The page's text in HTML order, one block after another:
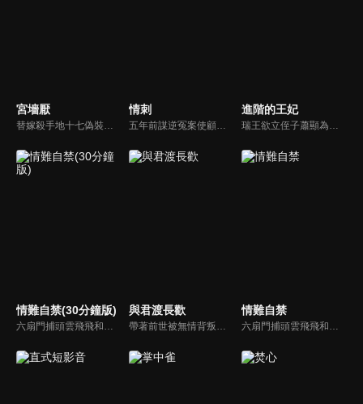
宮墻厭 情刺
五年前謀逆冤案使顧君遙滿門慘死，她委身神秘組織隱忍數載只為復仇，皇子岳瑾宸便是她復仇最好的刀。誰曾想宛如謫仙的白蓮竟是心思深沉的惡鬼，步步為營卻終成傀儡。一邊慾望肆意燃燒，一邊深宮危機重重，她該何去何從？
進階的王妃
情難自禁(30分鐘版) 與君渡長歡 情難自禁